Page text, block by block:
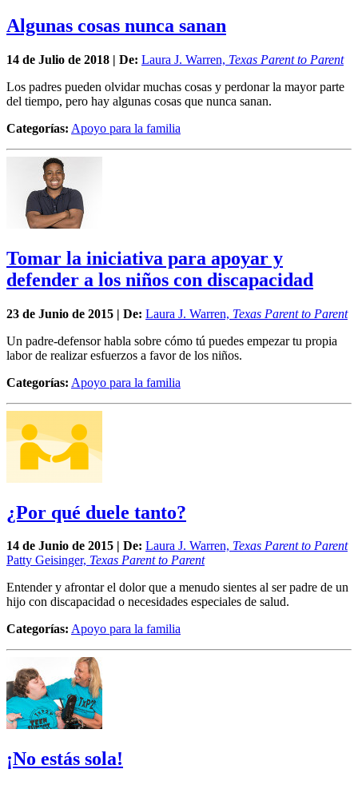
Algunas cosas nunca sanan
14 de Julio de 2018 | De: Laura J. Warren, Texas Parent to Parent
Los padres pueden olvidar muchas cosas y perdonar la mayor parte
del tiempo, pero hay algunas cosas que nunca sanan.
Categorías: Apoyo para la familia
Tomar la iniciativa para apoyar y
defender a los niños con discapacidad
23 de Junio de 2015 | De: Laura J. Warren, Texas Parent to Parent
Un padre-defensor habla sobre cómo tú puedes empezar tu propia
labor de realizar esfuerzos a favor de los niños.
Categorías: Apoyo para la familia
¿Por qué duele tanto?
14 de Junio de 2015 | De: Laura J. Warren, Texas Parent to Parent
Patty Geisinger, Texas Parent to Parent
Entender y afrontar el dolor que a menudo sientes al ser padre de un
hijo con discapacidad o necesidades especiales de salud.
Categorías: Apoyo para la familia
¡No estás sola!